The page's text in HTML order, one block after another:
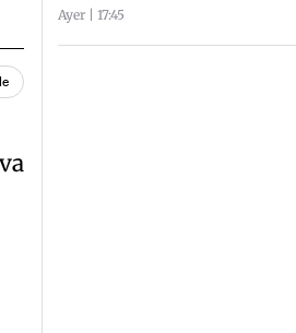
Ayer | 17:45